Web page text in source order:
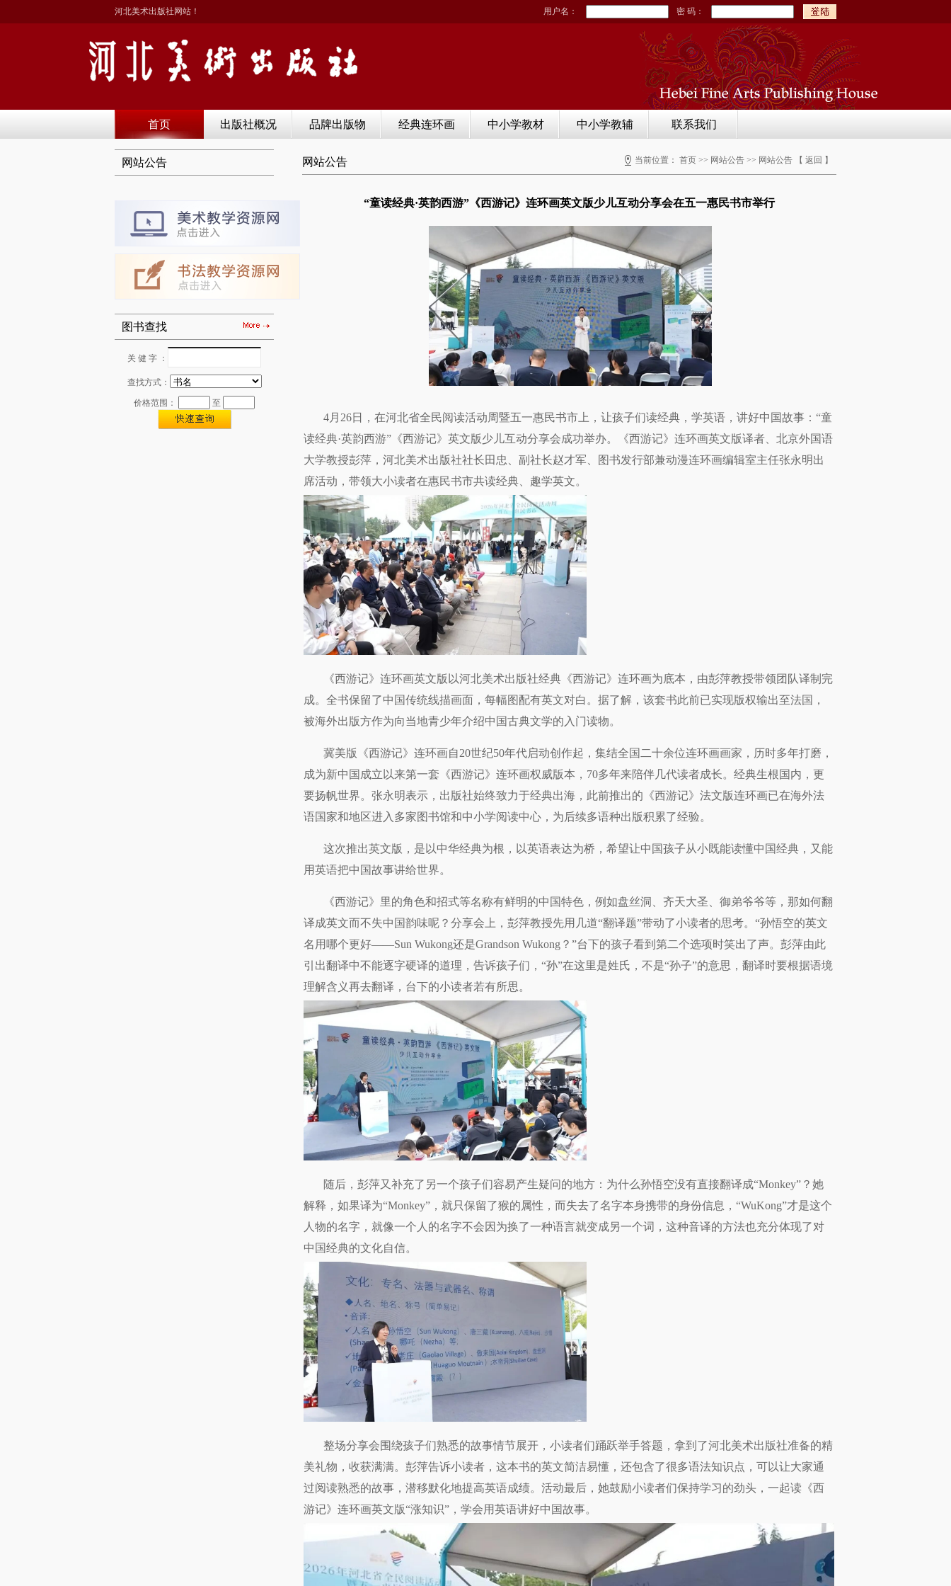
河北美术出版社网站！ 用户名： 密 码：
首页 出版社概况 品牌出版物 经典连环画 中小学教材 中小学教辅 联系我们
网站公告
图书查找
关 健 字 ：
查找方式：
价格范围： 至
当前位置： 首页 >> 网站公告 >> 网站公告 【 返回 】
网站公告
“童读经典·英韵西游”《西游记》连环画英文版少儿互动分享会在五一惠民书市举行
4月26日，在河北省全民阅读活动周暨五一惠民书市上，让孩子们读经典，学英语，讲好中国故事：“童
读经典·英韵西游”《西游记》英文版少儿互动分享会成功举办。《西游记》连环画英文版译者、北京外国语
大学教授彭萍，河北美术出版社社长田忠、副社长赵才军、图书发行部兼动漫连环画编辑室主任张永明出
席活动，带领大小读者在惠民书市共读经典、趣学英文。
《西游记》连环画英文版以河北美术出版社经典《西游记》连环画为底本，由彭萍教授带领团队译制完
成。全书保留了中国传统线描画面，每幅图配有英文对白。据了解，该套书此前已实现版权输出至法国，
被海外出版方作为向当地青少年介绍中国古典文学的入门读物。
冀美版《西游记》连环画自20世纪50年代启动创作起，集结全国二十余位连环画画家，历时多年打磨，
成为新中国成立以来第一套《西游记》连环画权威版本，70多年来陪伴几代读者成长。经典生根国内，更
要扬帆世界。张永明表示，出版社始终致力于经典出海，此前推出的《西游记》法文版连环画已在海外法
语国家和地区进入多家图书馆和中小学阅读中心，为后续多语种出版积累了经验。
这次推出英文版，是以中华经典为根，以英语表达为桥，希望让中国孩子从小既能读懂中国经典，又能
用英语把中国故事讲给世界。
《西游记》里的角色和招式等名称有鲜明的中国特色，例如盘丝洞、齐天大圣、御弟爷爷等，那如何翻
译成英文而不失中国韵味呢？分享会上，彭萍教授先用几道“翻译题”带动了小读者的思考。“孙悟空的英文
名用哪个更好——Sun Wukong还是Grandson Wukong？”台下的孩子看到第二个选项时笑出了声。彭萍由此
引出翻译中不能逐字硬译的道理，告诉孩子们，“孙”在这里是姓氏，不是“孙子”的意思，翻译时要根据语境
理解含义再去翻译，台下的小读者若有所思。
随后，彭萍又补充了另一个孩子们容易产生疑问的地方：为什么孙悟空没有直接翻译成“Monkey”？她
解释，如果译为“Monkey”，就只保留了猴的属性，而失去了名字本身携带的身份信息，“WuKong”才是这个
人物的名字，就像一个人的名字不会因为换了一种语言就变成另一个词，这种音译的方法也充分体现了对
中国经典的文化自信。
整场分享会围绕孩子们熟悉的故事情节展开，小读者们踊跃举手答题，拿到了河北美术出版社准备的精
美礼物，收获满满。彭萍告诉小读者，这本书的英文简洁易懂，还包含了很多语法知识点，可以让大家通
过阅读熟悉的故事，潜移默化地提高英语成绩。活动最后，她鼓励小读者们保持学习的劲头，一起读《西
游记》连环画英文版“涨知识”，学会用英语讲好中国故事。